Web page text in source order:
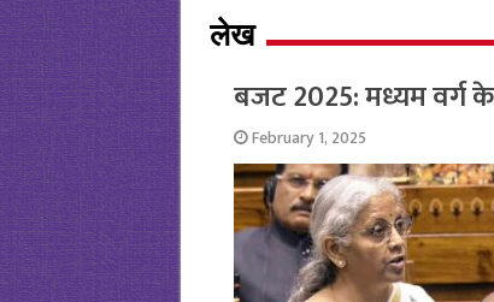
लेख
बजट 2025: मध्यम वर्ग
February 1, 2025